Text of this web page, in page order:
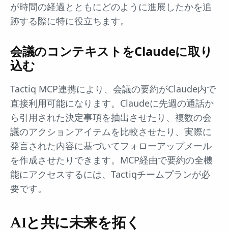
が時間の経過とともにどのように進展したかを追
跡する際に特に役立ちます。
会議のコンテキストをClaudeに取り
込む
Tactiq MCP連携により、会議の要約がClaude内で
直接利用可能になります。Claudeに先週の通話か
ら引用された決定事項を抽出させたり、複数の会
議のアクションアイテムを比較させたり、実際に
発言された内容に基づいてフォローアップメール
を作成させたりできます。MCP経由で要約の全機
能にアクセスするには、Tactiqチームプランが必
要です。
AIと共に未来を拓く